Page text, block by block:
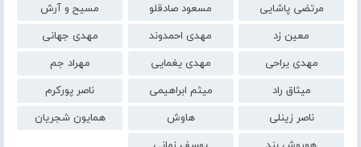
مرتضی پاشایی
مسعود صادقلو
مسیح و آرش
معین زد
مهدی احمدوند
مهدی جهانی
مهدی یراحی
مهدی یغمایی
مهراد جم
میثاق راد
میثم ابراهیمی
ناصر پورکرم
ناصر زینلی
هاوش
همایون شجریان